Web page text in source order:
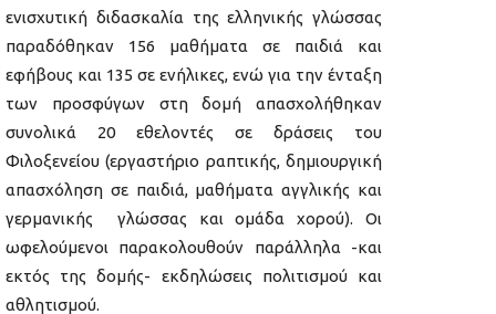
ενισχυτική διδασκαλία της ελληνικής γλώσσας
παραδόθηκαν 156 μαθήματα σε παιδιά και
εφήβους και 135 σε ενήλικες, ενώ για την ένταξη
των προσφύγων στη δομή απασχολήθηκαν
συνολικά 20 εθελοντές σε δράσεις του
Φιλοξενείου (εργαστήριο ραπτικής, δημιουργική
απασχόληση σε παιδιά, μαθήματα αγγλικής και
γερμανικής γλώσσας και ομάδα χορού). Οι
ωφελούμενοι παρακολουθούν παράλληλα -και
εκτός της δομής- εκδηλώσεις πολιτισμού και
αθλητισμού.